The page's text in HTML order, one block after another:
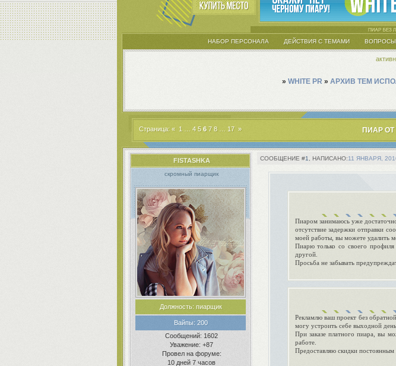
НАБОР ПЕРСОНАЛА ДЕЙСТВИЯ С ТЕМАМИ ВОПРОСЫ
» WHITE PR » АРХИВ ТЕМ
ПИАР ОТ
Страница: « 1 4 5 6 7 8 17 »
1 11 ЯНВАРЯ,
FISTASHKA
скромный пиарщик
Должность:пиарщик
Вайпы:200
Сообщений: 1602
Уважение: +87
Провел на форуме:
10 дней 7 часов
Пиаром занимаюсь уже
отсутствие задержки отправки
моей работы, вы можете удалить
Пиарю только со своего
другой.
Просьба не забывать
Рекламлю ваш проект без
могу устроить себе выходной
При заказе платного пиара, вы
работе.
Предоставляю скидки постоянным